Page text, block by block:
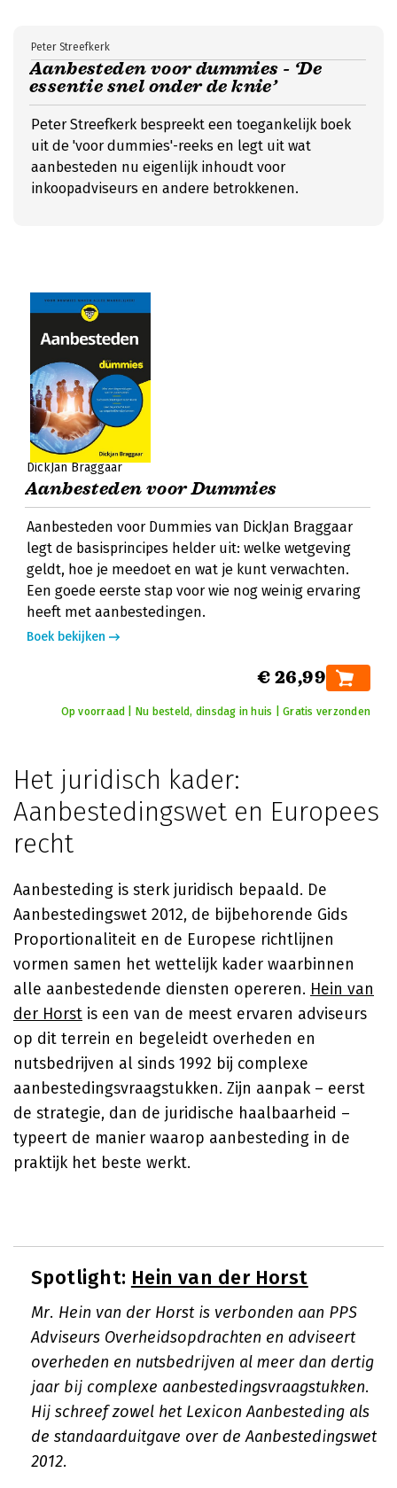
Aanbesteden voor dummies - ‘De
essentie snel onder de knie’
Peter Streefkerk
Peter Streefkerk bespreekt een toegankelijk boek
uit de 'voor dummies'-reeks en legt uit wat
aanbesteden nu eigenlijk inhoudt voor
inkoopadviseurs en andere betrokkenen.
DickJan Braggaar
Aanbesteden voor Dummies
Aanbesteden voor Dummies van DickJan Braggaar
legt de basisprincipes helder uit: welke wetgeving
geldt, hoe je meedoet en wat je kunt verwachten.
Een goede eerste stap voor wie nog weinig ervaring
heeft met aanbestedingen.
Boek bekijken
€ 26,99
Op voorraad | Nu besteld, dinsdag in huis | Gratis verzonden
Het juridisch kader:
Aanbestedingswet en Europees
recht
Aanbesteding is sterk juridisch bepaald. De
Aanbestedingswet 2012, de bijbehorende Gids
Proportionaliteit en de Europese richtlijnen
vormen samen het wettelijk kader waarbinnen
alle aanbestedende diensten opereren. Hein van
der Horst is een van de meest ervaren adviseurs
op dit terrein en begeleidt overheden en
nutsbedrijven al sinds 1992 bij complexe
aanbestedingsvraagstukken. Zijn aanpak – eerst
de strategie, dan de juridische haalbaarheid –
typeert de manier waarop aanbesteding in de
praktijk het beste werkt.
Spotlight: Hein van der Horst
Mr. Hein van der Horst is verbonden aan PPS
Adviseurs Overheidsopdrachten en adviseert
overheden en nutsbedrijven al meer dan dertig
jaar bij complexe aanbestedingsvraagstukken.
Hij schreef zowel het Lexicon Aanbesteding als
de standaarduitgave over de Aanbestedingswet
2012.